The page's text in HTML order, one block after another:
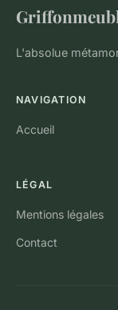
L'absolue
NAVIGATION
Accueil
LÉGAL
Mentions légales
Contact